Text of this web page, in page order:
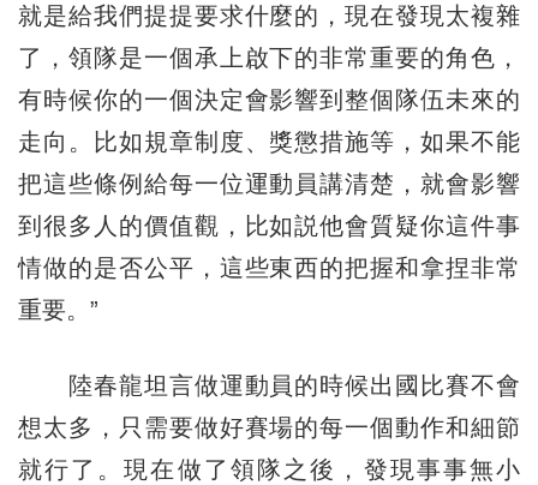
就是給我們提提要求什麼的，現在發現太複雜
了，領隊是一個承上啟下的非常重要的角色，
有時候你的一個決定會影響到整個隊伍未來的
走向。比如規章制度、獎懲措施等，如果不能
把這些條例給每一位運動員講清楚，就會影響
到很多人的價值觀，比如説他會質疑你這件事
情做的是否公平，這些東西的把握和拿捏非常
重要。”
陸春龍坦言做運動員的時候出國比賽不會
想太多，只需要做好賽場的每一個動作和細節
就行了。現在做了領隊之後，發現事事無小